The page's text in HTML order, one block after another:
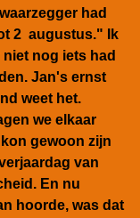
had
2 augustus." Ik
nog iets had
Jan's ernst
weet het.
we elkaar
gewoon zijn
van
En nu
hoorde, was dat